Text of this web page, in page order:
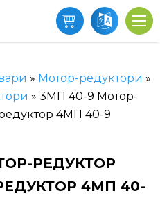
» Мотор-редуктори »
» 3МП 40-9 Мотор-
4МП 40-9
РЕДУКТОР
4МП 40-